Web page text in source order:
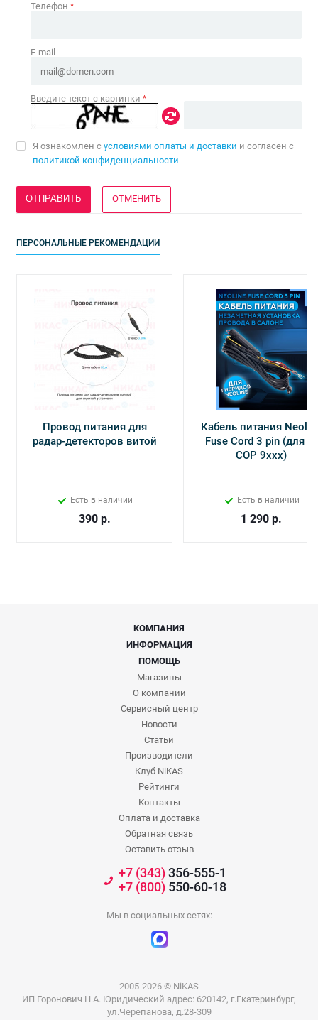
Телефон *
E-mail
Введите текст с картинки *
Я ознакомлен с условиями оплаты и доставки и согласен с
политикой конфиденциальности
ОТМЕНИТЬ
ПЕРСОНАЛЬНЫЕ РЕКОМЕНДАЦИИ
Провод питания для
радар-детекторов витой
Есть в наличии
390р.
Кабель питания
Fuse Cord 3 pin (для Х-
СОР 9ххх)
Есть в наличии
1 290 р.
КОМПАНИЯ
ИНФОРМАЦИЯ
ПОМОЩЬ
Магазины
О компании
Сервисный центр
Новости
Статьи
Производители
Клуб NiKAS
Рейтинги
Контакты
Оплата и доставка
Обратная связь
Оставить отзыв
+7 (343)356-555-1
+7 (800)550-60-18
Мы в социальных сетях:
2005-2026 © NiKAS
ИП Горонович Н.А. Юридический адрес: 620142, г.Екатеринбург,
ул.Черепанова, д.28-309